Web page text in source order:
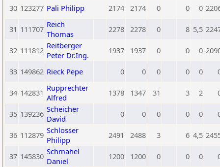
30 123277 Pali Philipp 2174 2174 0 0 0
31 111707 Reich
Thomas
2278 2278 0 8 5,5
32 111812 Reitberger
Peter Dr.Ing.
1937 1937 0 0 0
33 149862 Rieck Pepe 0 0 0 0 0
34 142831 Rupprechter
Alfred
1378 1347 31 3 2
35 139236 Scheicher
David
0 0 0 0 0
36 112879 Schlosser
Philipp
2491 2488 3 6 4,5
37 145830 Schmahel
Daniel
1200 1200 0 0 0